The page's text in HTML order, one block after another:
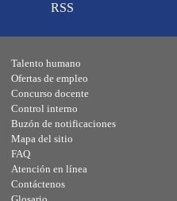
RSS
Talento humano
Ofertas de empleo
Concurso docente
Control interno
Buzón de notificaciones
Mapa del sitio
FAQ
Atención en línea
Contáctenos